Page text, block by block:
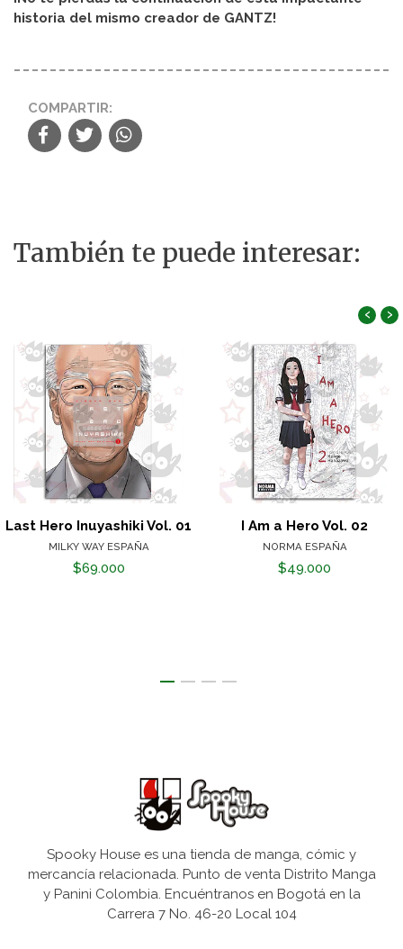
historia del mismo creador de GANTZ!
COMPARTIR:
También te puede interesar:
Last Hero Inuyashiki Vol. 01
MILKY WAY ESPAÑA
$69.000
I Am a Hero Vol. 02
NORMA ESPAÑA
$49.000
‹ ›
Spooky House es una tienda de manga, cómic y
mercancía relacionada. Punto de venta Distrito Manga
y Panini Colombia. Encuéntranos en Bogotá en la
Carrera 7 No. 46-20 Local 104